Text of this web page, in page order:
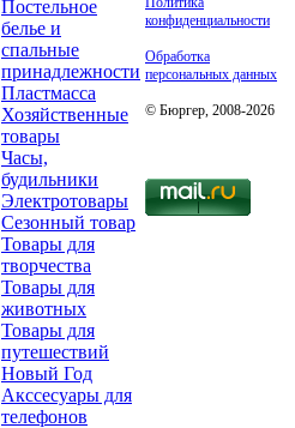
Постельное
белье и
спальные
принадлежности
Пластмасса
Хозяйственные
товары
Часы,
будильники
Электротовары
Сезонный товар
Товары для
творчества
Товары для
животных
Товары для
путешествий
Новый Год
Акссесуары для
телефонов
конфиденциальности
Обработка
персональных данных
© Бюргер, 2008-2026